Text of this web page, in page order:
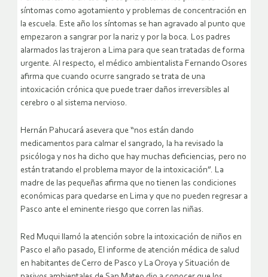
síntomas como agotamiento y problemas de concentración en
la escuela. Este año los síntomas se han agravado al punto que
empezaron a sangrar por la nariz y por la boca. Los padres
alarmados las trajeron a Lima para que sean tratadas de forma
urgente. Al respecto, el médico ambientalista Fernando Osores
afirma que cuando ocurre sangrado se trata de una
intoxicación crónica que puede traer daños irreversibles al
cerebro o al sistema nervioso.
Hernán Pahucará asevera que “nos están dando
medicamentos para calmar el sangrado, la ha revisado la
psicóloga y nos ha dicho que hay muchas deficiencias, pero no
están tratando el problema mayor de la intoxicación”. La
madre de las pequeñas afirma que no tienen las condiciones
económicas para quedarse en Lima y que no pueden regresar a
Pasco ante el eminente riesgo que corren las niñas.
Red Muqui llamó la atención sobre la intoxicación de niños en
Pasco el año pasado, El informe de atención médica de salud
en habitantes de Cerro de Pasco y La Oroya y Situación de